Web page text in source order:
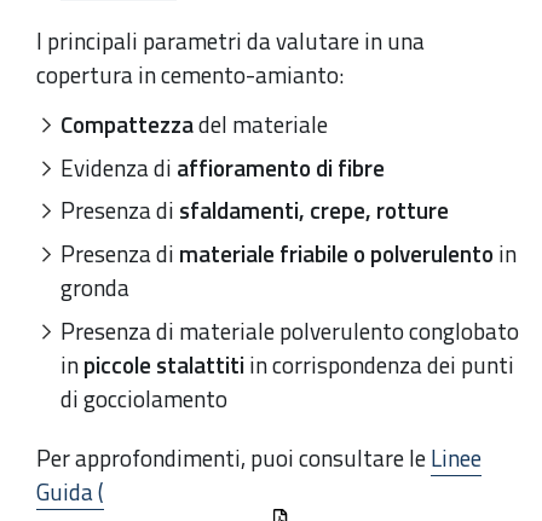
I principali parametri da valutare in una
copertura in cemento-amianto:
Compattezzadel materiale
Evidenza di affioramento di fibre
Presenza di sfaldamenti, crepe, rotture
Presenza di materiale friabile o polverulento in
gronda
Presenza di materiale polverulento conglobato
inpiccole stalattiti in corrispondenza dei punti
di gocciolamento
Per approfondimenti, puoi consultare leLinee
Guida (